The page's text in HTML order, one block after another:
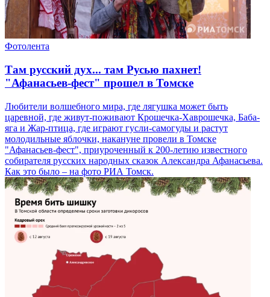
Фотолента
Там русский дух... там Русью пахнет!
"Афанасьев-фест" прошел в Томске
Любители волшебного мира, где лягушка может быть
царевной, где живут-поживают Крошечка-Хаврошечка, Баба-
яга и Жар-птица, где играют гусли-самогуды и растут
молодильные яблочки, накануне провели в Томске
"Афанасьев-фест", приуроченный к 200-летию известного
собирателя русских народных сказок Александра Афанасьева.
Как это было – на фото РИА Томск.